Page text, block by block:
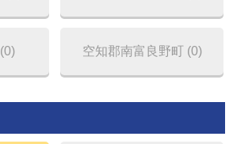
空知郡南富良野町 (0)